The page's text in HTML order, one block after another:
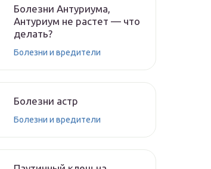
Болезни Антуриума,
Антуриум не растет — что
делать?
Болезни и вредители
Болезни астр
Болезни и вредители